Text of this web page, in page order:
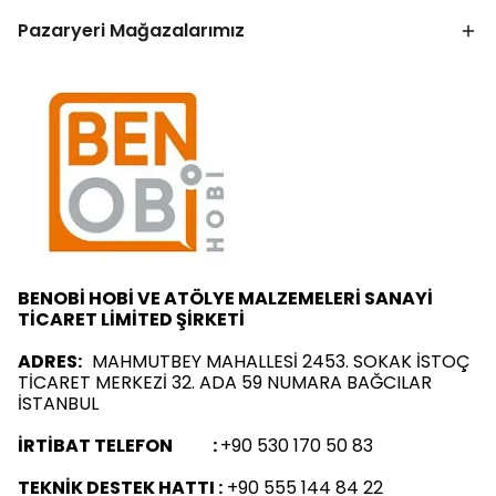
Pazaryeri Mağazalarımız
BENOBİ HOBİ VE ATÖLYE MALZEMELERİ SANAYİ
TİCARET LİMİTED ŞİRKETİ
ADRES: MAHMUTBEY MAHALLESİ 2453. SOKAK İSTOÇ
TİCARET MERKEZİ 32. ADA 59 NUMARA BAĞCILAR
İSTANBUL
İRTİBAT TELEFON :+90 530 170 50 83
TEKNİK DESTEK HATTI : +90 555 144 84 22